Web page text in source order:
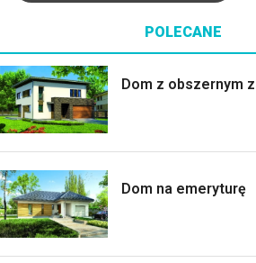
POLECANE
Dom z obszernym
Dom na emeryturę